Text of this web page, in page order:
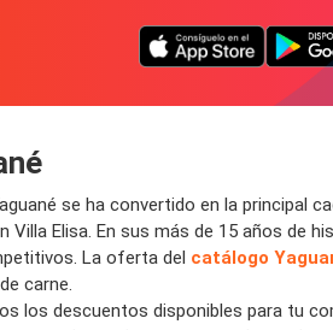
se ha convertido en la
Villa Elisa. En sus más de 15 años
La oferta del catálogo
carne.
los descuentos disponibles para tu